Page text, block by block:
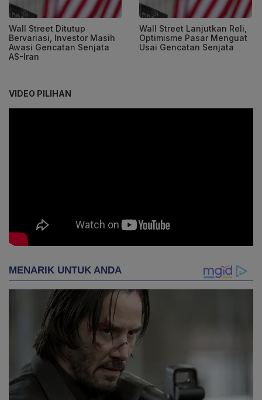
Wall Street Ditutup
Bervariasi, Investor Masih
Awasi Gencatan Senjata
AS-Iran
Wall Street Lanjutkan Reli,
Optimisme Pasar Menguat
Usai Gencatan Senjata
VIDEO PILIHAN